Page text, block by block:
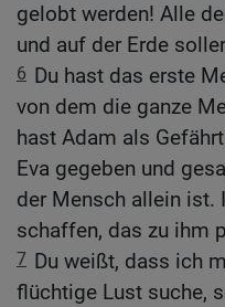
gelobt werden! Alle
und auf der Erde
6 Du hast das erste
von dem die ganze
hast Adam als
Eva gegeben und
der Mensch allein ist.
schaffen, das zu ihm
7 Du weißt, dass ich
flüchtige Lust suche,